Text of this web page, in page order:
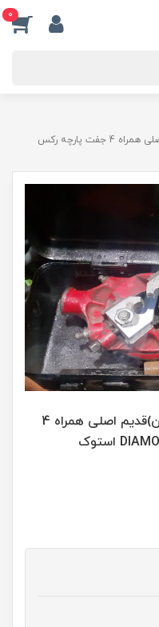
0
حدیده دستی دیاموند(الماس نشان)قدیم اصلی همراه 4 جفت پارچه رکس
حدیده دستی دیاموند(الماس نشان)قدیم اصلی همراه 4